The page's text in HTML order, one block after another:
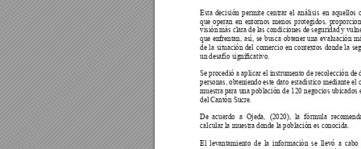
Esta decisión permite centrar el análisis en aquellos
que operan en entornos menos protegidos,
visión más clara de las condiciones de seguridad y
que enfrentan, así, se busca obtener una evaluación
de la situación del comercio en contextos donde la
un desafío signicativo.
Se procedió a aplicar el instrumento de recolección de
personas, obteniendo este dato estadístico mediante el
muestra para una población de 120 negocios ubicados
del Cantón Sucre.
De acuerdo a Ojeda, (2020), la fórmula
calcular la muestra donde la población es conocida.
El levantamiento de la información se llevó a